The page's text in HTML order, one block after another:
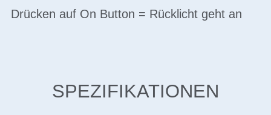
Drücken auf On Button = Rücklicht geht an
SPEZIFIKATIONEN